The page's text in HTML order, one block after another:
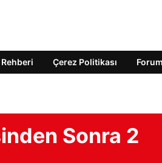
Çerez Politikası Forum
Sonra 2